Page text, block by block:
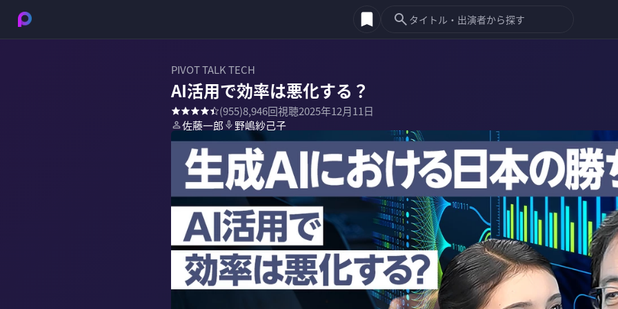
PIVOT TALK TECH
AI活用で効率は悪化する？
(955)8,946回視聴2025年12月11日
佐藤一郎
野嶋紗己子